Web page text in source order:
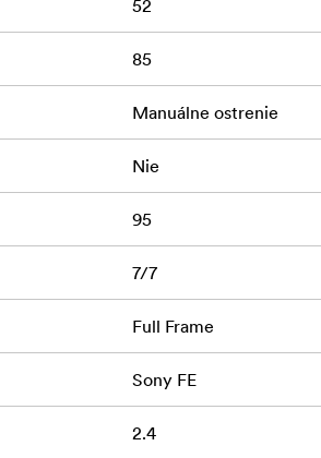
52
85
Manuálne ostrenie
Nie
95
7/7
Full Frame
Sony FE
2.4